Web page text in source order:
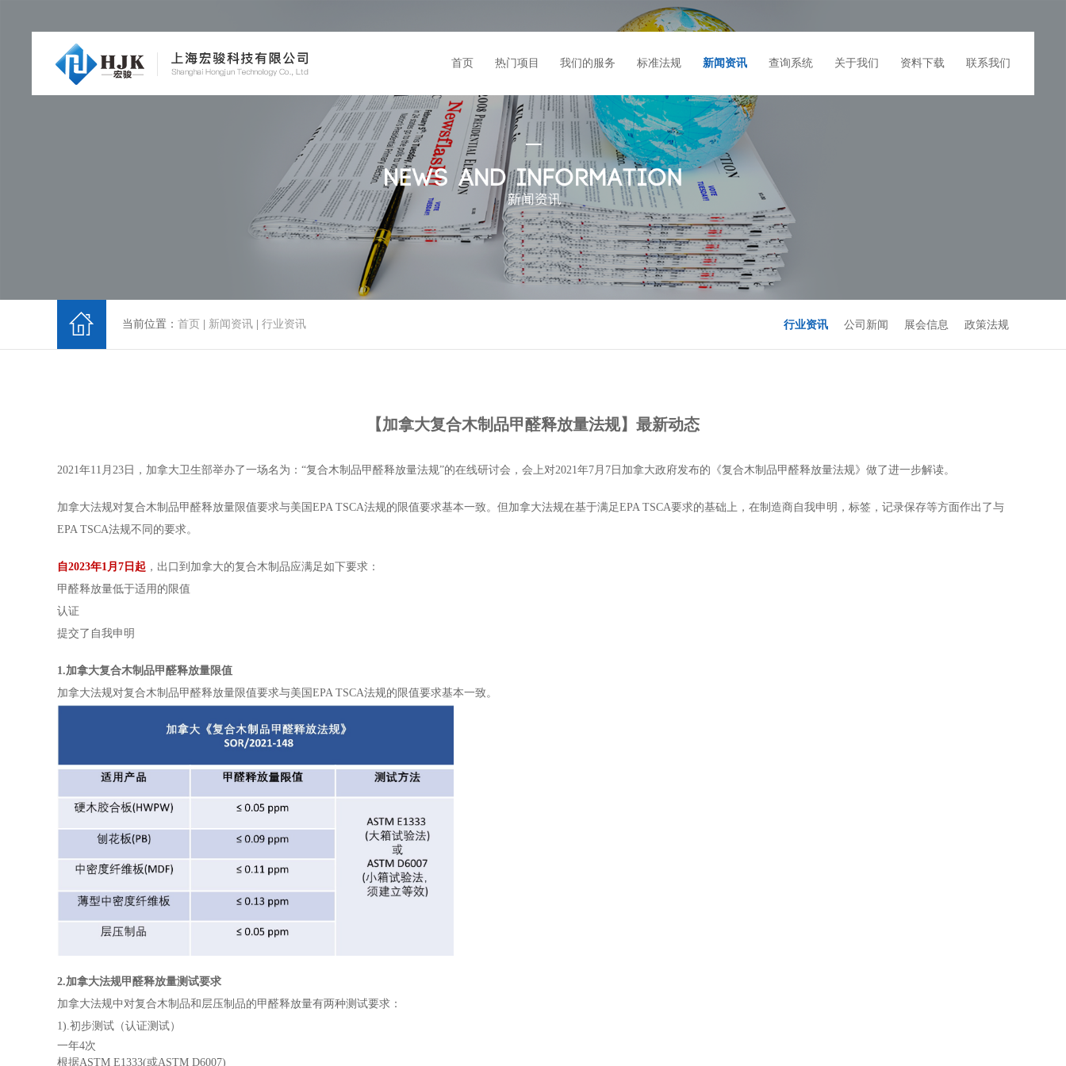
首页 热门项目 我们的服务 标准法规 新闻资讯 查询系统 关于我们 资料下载 联系我们
当前位置： 首页 新闻资讯 行业资讯 行业资讯 公司新闻 展会信息 政策法规
【加拿大复合木制品甲醛释放量法规】最新动态
2021年11月23日，加拿大卫生部举办了一场名为：“复合木制品甲醛释放量法规”的在线研讨会，会上对2021年7月7日加拿大政府发布的《复合木制品甲醛释放量法规》做了进一步解读。
加拿大法规对复合木制品甲醛释放量限值要求与美国EPA TSCA法规的限值要求基本一致。但加拿大法规在基于满足EPA TSCA要求的基础上，在制造商自我申明，标签，记录保存等方面作出了与
EPA TSCA法规不同的要求。
自2023年1月7日起 ，出口到加拿大的复合木制品应满足如下要求：
甲醛释放量低于适用的限值
认证
提交了自我申明
1.加拿大复合木制品甲醛释放量限值
加拿大法规对复合木制品甲醛释放量限值要求与美国EPA TSCA法规的限值要求基本一致。
2.加拿大法规甲醛释放量测试要求
加拿大法规中对复合木制品和层压制品的甲醛释放量有两种测试要求：
1).初步测试（认证测试）
一年4次
根据ASTM E1333(或ASTM D6007)